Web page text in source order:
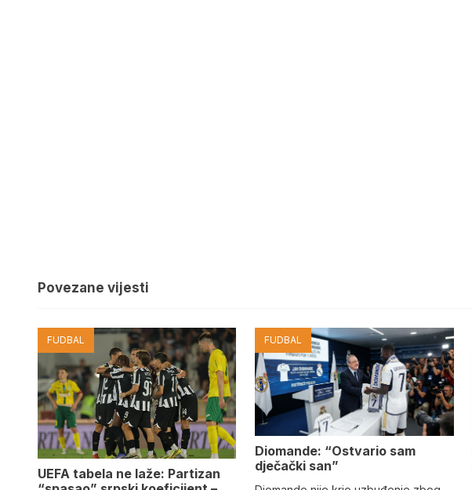
Povezane vijesti
FUDBAL
UEFA tabela ne laže: Partizan
FUDBAL
Diomande: “Ostvario sam
dječački san”